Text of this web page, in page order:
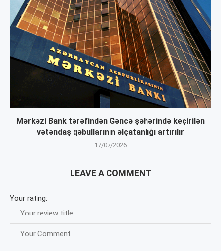
Mərkəzi Bank tərəfindən Gəncə şəhərində keçirilən
vətəndaş qəbullarının əlçatanlığı artırılır
17/07/2026
LEAVE A COMMENT
Your rating: